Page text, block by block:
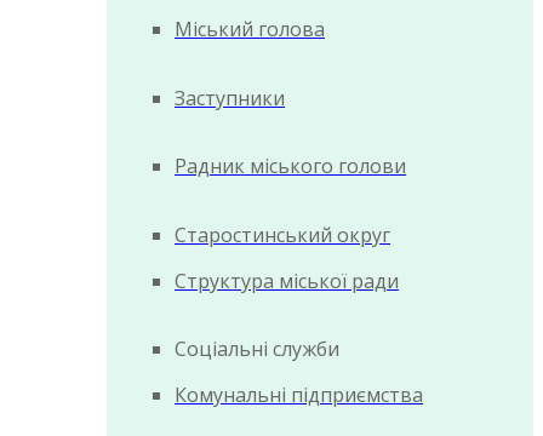
Міський голова
Заступники
Радник міського голови
Старостинський округ
Структура міської ради
Соціальні служби
Комунальні підприємства